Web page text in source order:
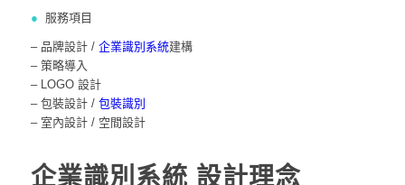
● 服務項目
– 品牌設計 / 企業識別系統建構
– 策略導入
– LOGO 設計
– 包裝設計 / 包裝識別
– 室內設計 / 空間設計
企業識別系統 設計理念